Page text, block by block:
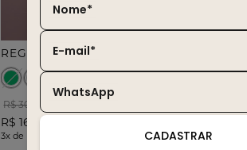
R$ 307,90
R$ 169,90
3x de 4xdeR$ 52,98
Nome*
E-mail*
WhatsApp
CADASTRAR